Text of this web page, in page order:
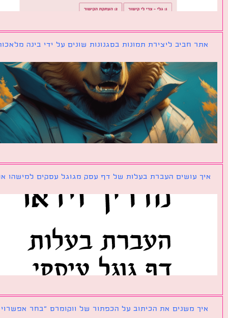
חביב ליצירת תמונות בסגנונות שונים על ידי בינה מלאכותית
עושים העברת בעלות של דף עסק מגוגל עסקים למישהו אחר?
משנים את הכיתוב על הכפתור של ווקומרס ״בחר אפשרויות״